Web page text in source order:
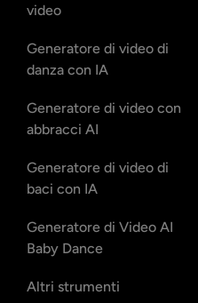
video
Generatore di video di
danza con IA
Generatore di video con
abbracci AI
Generatore di video di
baci con IA
Generatore di Video AI
Baby Dance
Altri strumenti